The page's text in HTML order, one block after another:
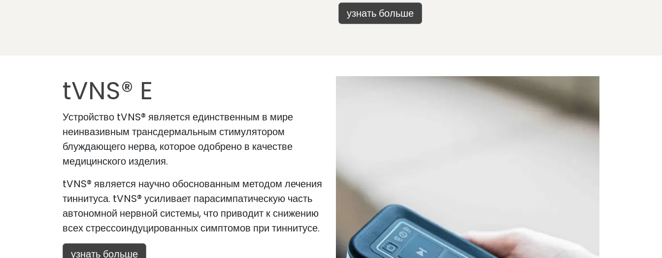
узнать больше
tVNS® E
Устройство tVNS® является единственным в мире
неинвазивным трансдермальным стимулятором
блуждающего нерва, которое одобрено в качестве
медицинского изделия.
tVNS® является научно обоснованным методом лечения
тиннитуса. tVNS® усиливает парасимпатическую часть
автономной нервной системы, что приводит к снижению
всех стрессоиндуцированных симптомов при тиннитусе.
узнать больше